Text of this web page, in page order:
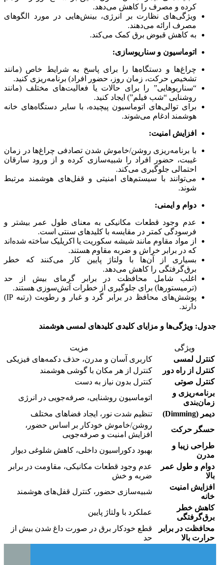
کرده و مصرف را کاهش می‌دهد.
ویژگی‌های نظارت بر انرژی، بینش‌هایی در مورد الگوهای
مصرف ارائه می‌دهند.
به کاهش قبوض برق کمک می‌کند.
اتوماسیون و سناریوسازی:
چراغ‌ها و دستگاه‌ها را برای پاسخ به شرایط خاص (مانند
تشخیص حرکت، زمان روز، حضور افراد) برنامه‌ریزی کنید.
“سناریوهایی” را برای حالات یا فعالیت‌های مختلف (مانند
روشنایی “شب فیلم”) ایجاد کنید.
برای توالی‌های اتوماسیون پیچیده، با سایر دستگاه‌های خانه
هوشمند ادغام می‌شوند.
افزایش امنیت:
با برنامه‌ریزی روشن/خاموش شدن تصادفی چراغ‌ها در زمان
غیبت، حضور افراد را شبیه‌سازی کرده و از ورود سارقان
احتمالی جلوگیری می‌کند.
می‌توانند با سیستم‌های امنیتی و قفل‌های هوشمند مرتبط
شوند.
دوام و ایمنی:
عدم وجود قطعات مکانیکی به معنای طول عمر بیشتر و
فرسودگی کمتر در مقایسه با کلیدهای سنتی است.
از مواد مقاوم مانند شیشه سکوریت یا اکریلیک ساخته شده‌اند
که در برابر خراش و ضربه مقاوم هستند.
بسیاری از آن‌ها با ولتاژ پایین کار می‌کنند که خطر
برق‌گرفتگی را کاهش می‌دهد.
اغلب شامل محافظت در برابر گرمای بیش از حد
(ترمیستورها) برای جلوگیری از خطرات آتش‌سوزی هستند.
پوشش‌های محافظ در برابر گرد و غبار و رطوبت (رتبه IP)
دارند.
جدول: ویژگی‌ها و مزایای کلیدی کلیدهای لمسی هوشمند
ویژگی
مزیت
کنترل لمسی
کاربری آسان و مدرن، حذف دکمه‌های فیزیکی
کنترل از راه دور
کنترل از هر مکان با گوشی هوشمند
کنترل صوتی
کنترل بدون نیاز به دست
برنامه‌ریزی و
زمان‌بندی
اتوماسیون روشنایی، صرفه‌جویی در انرژی
دیمر (Dimming)
تنظیم شدت نور، ایجاد فضاهای مختلف
حسگر حرکت
روشن/خاموش خودکار بر اساس حضور،
افزایش امنیت و صرفه‌جویی
طراحی زیبا و
مدرن
بهبود دکوراسیون داخلی، کاهش شلوغی دیوار
دوام و طول عمر
بالا
عدم وجود قطعات مکانیکی، مقاومت در برابر
ضربه و خش
افزایش امنیت
خانه
شبیه‌سازی حضور، کنترل قفل‌های هوشمند
کاهش خطر
برق‌گرفتگی
عملکرد با ولتاژ پایین
محافظت در برابر
حرارت بالا
قطع خودکار برق در صورت داغ شدن بیش از
حد